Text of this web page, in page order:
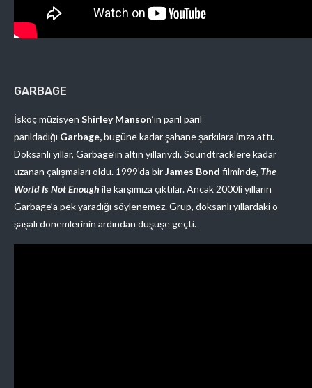
GARBAGE
İskoç müzisyen Shirley Manson‘ın parıl parıl
parıldadığı Garbage,bugüne kadar şahane şarkılara imza attı.
Doksanlı yıllar, Garbage’ın altın yıllarıydı. Soundtracklere kadar
uzanan çalışmaları oldu. 1999’da birJames Bond filminde, The
World Is Not Enough ile karşımıza çıktılar. Ancak 2000li yılların
Garbage’a pek yaradığı söylenemez. Grup, doksanlı yıllardaki o
şaşalı dönemlerinin ardından düşüşe geçti.